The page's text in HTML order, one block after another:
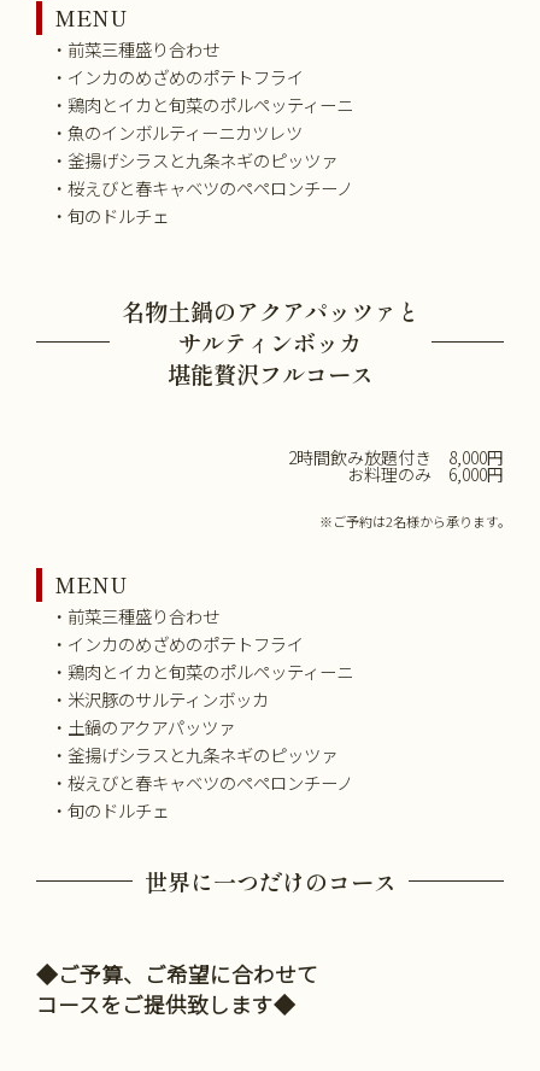
MENU
・前菜三種盛り合わせ
・インカのめざめのポテトフライ
・鶏肉とイカと旬菜のポルペッティーニ
・魚のインボルティーニカツレツ
・釜揚げシラスと九条ネギのピッツァ
・桜えびと春キャベツのペペロンチーノ
・旬のドルチェ
名物土鍋のアクアパッツァと
サルティンボッカ
堪能贅沢フルコース
2時間飲み放題付き 8,000円
お料理のみ 6,000円
※ご予約は2名様から承ります。
MENU
・前菜三種盛り合わせ
・インカのめざめのポテトフライ
・鶏肉とイカと旬菜のポルペッティーニ
・米沢豚のサルティンボッカ
・土鍋のアクアパッツァ
・釜揚げシラスと九条ネギのピッツァ
・桜えびと春キャベツのペペロンチーノ
・旬のドルチェ
世界に一つだけのコース
◆ご予算、ご希望に合わせて
コースをご提供致します◆